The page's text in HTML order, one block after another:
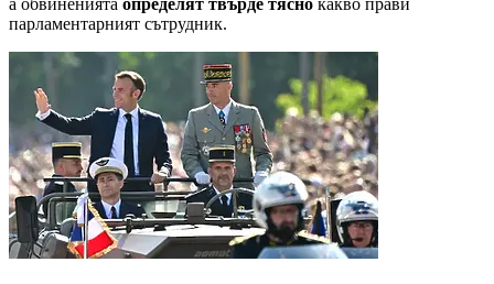
а обвиненията определят твърде тясно какво прави
парламентарният сътрудник.